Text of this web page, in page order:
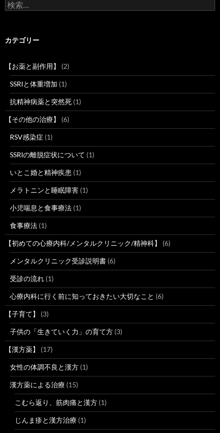
検
索:
カテゴリー
【お薬と副作用】 (2)
SSRIと体重増加 (1)
抗精神病薬と突然死 (1)
【その他の治療】 (6)
RSV感染症 (1)
SSRIの離脱症状について (1)
いとこ婚と精神疾患 (1)
メラトニンと睡眠障害 (1)
小児喘息と食事療法 (1)
食事療法 (1)
【初めての心療内科/メンタルクリニック/精神科】 (6)
メンタルクリニック受診説明書 (6)
受診の流れ (1)
心療内科に行く前に知っておきたい大切なこと (6)
【子育て】 (3)
子供の「生きていく力」の育て方 (3)
【漢方薬】 (17)
女性の体調不良と漢方 (1)
漢方薬による治療 (15)
こむら返り、筋肉痛と漢方 (1)
じんま疹と漢方治療 (1)